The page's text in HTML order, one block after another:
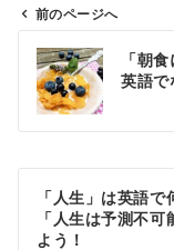
前のページへ
「朝
英語で
「人生」は英語で
「人生は予測不
よう！